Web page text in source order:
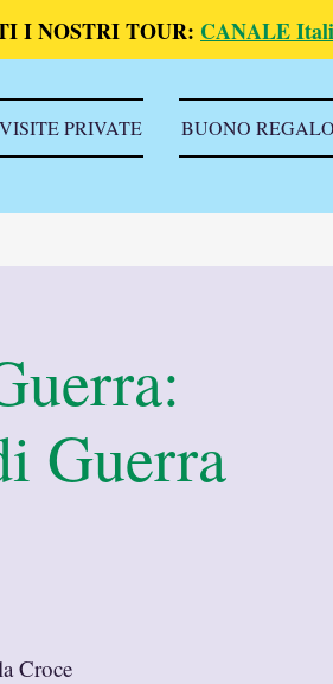
I NOSTRI TOUR: CANALE
VISITE PRIVATE BUONO REGALO
Guerra
Croce